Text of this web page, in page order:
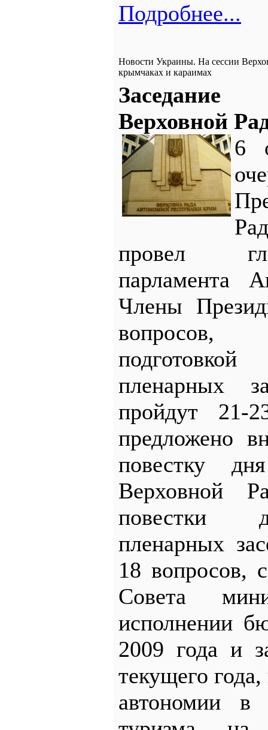
Подробнее...
Новости Украины. На сессии
крымчаках и караимах
Верховной
6
провел
парламента
Члены
пленарных
пройдут
предложено
повестку
Верховной
повестки
пленарных
18 вопросов,
Совета
исполнении
2009 года и
текущего
автономии в